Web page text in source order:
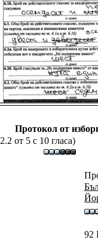
Протокол от
от 5 с 10 гласа)
92